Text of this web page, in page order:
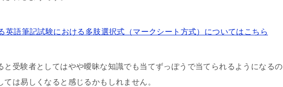
英語筆記試験における多肢選択式（マークシート方式）についてはこちら
と受験者としてはやや曖昧な知識でも当てずっぽうで当てられるようになるの
ては易しくなると感じるかもしれません。